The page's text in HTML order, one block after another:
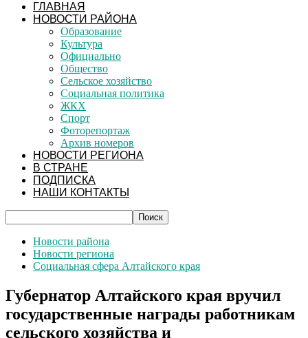
ГЛАВНАЯ
НОВОСТИ РАЙОНА
Образование
Культура
Официально
Общество
Сельское хозяйство
Социальная политика
ЖКХ
Спорт
Фоторепортаж
Архив номеров
НОВОСТИ РЕГИОНА
В СТРАНЕ
ПОДПИСКА
НАШИ КОНТАКТЫ
Новости района
Новости региона
Социальная сфера Алтайского края
Губернатор Алтайского края вручил
государственные награды работникам
сельского хозяйства и